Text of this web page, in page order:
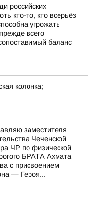
российских
кто-то, кто всерьёз
угрожать
всего
баланс
колонка;
заместителя
Чеченской
ЧР по физической
БРАТА Ахмата
с присвоением
— Героя...